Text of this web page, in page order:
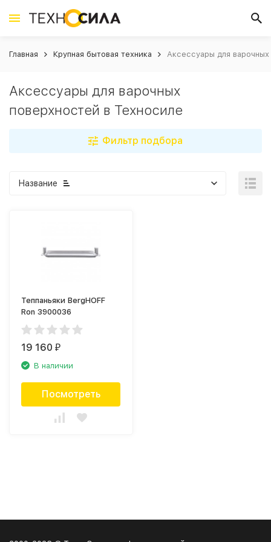
Главная Крупная бытовая техника Аксессуары для
Аксессуары для варочных
поверхностей в Техносиле
Фильтр подбора
Название
Теппаньяки BergHOFF
Ron 3900036
19 160₽
В наличии
Посмотреть